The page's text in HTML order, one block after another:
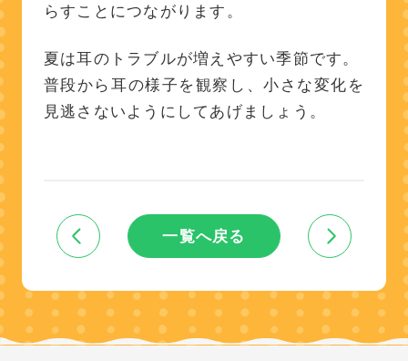
らすことにつながります。
夏は耳のトラブルが増えやすい季節です。
普段から耳の様子を観察し、小さな変化を
見逃さないようにしてあげましょう。
一覧へ戻る